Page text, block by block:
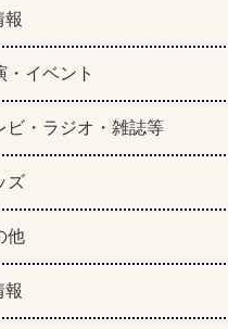
報
・イベント
ビ・ラジオ・雑誌等
ズ
他
報